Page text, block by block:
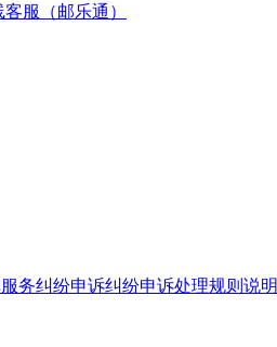
服（邮乐通）
务纠纷申诉纠纷申诉处理规则说明